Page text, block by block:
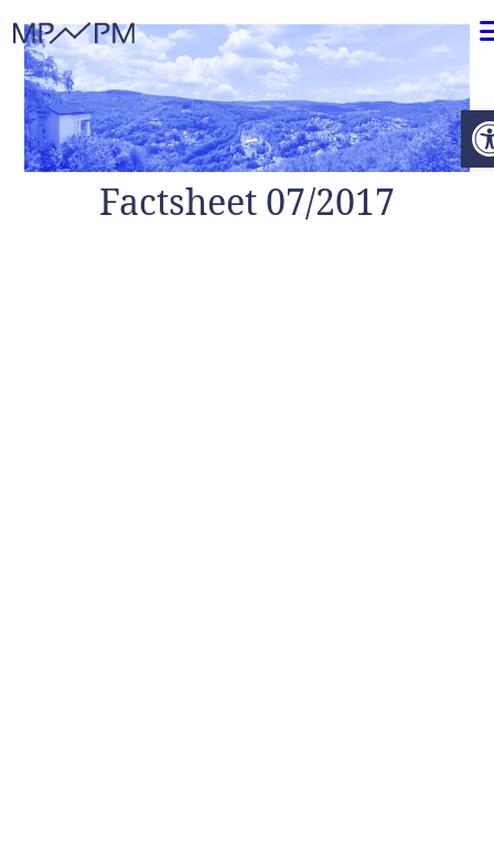
Factsheet 07/2017